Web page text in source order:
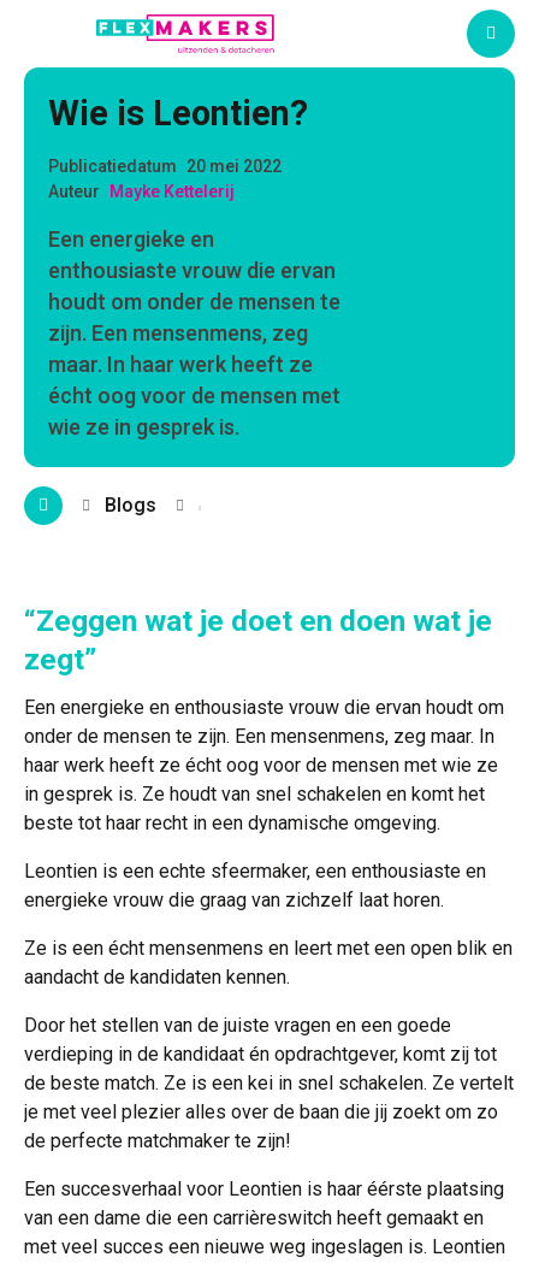
Wie is Leontien?
Publicatiedatum
20 mei 2022
Auteur
Mayke Kettelerij
Een energieke en
enthousiaste vrouw die ervan
houdt om onder de mensen te
zijn. Een mensenmens, zeg
maar. In haar werk heeft ze
écht oog voor de mensen met
wie ze in gesprek is.
Blogs
“Zeggen wat je doet en doen wat je
zegt”
Een energieke en enthousiaste vrouw die ervan houdt om
onder de mensen te zijn. Een mensenmens, zeg maar. In
haar werk heeft ze écht oog voor de mensen met wie ze
in gesprek is. Ze houdt van snel schakelen en komt het
beste tot haar recht in een dynamische omgeving.
Leontien is een echte sfeermaker, een enthousiaste en
energieke vrouw die graag van zichzelf laat horen.
Ze is een écht mensenmens en leert met een open blik en
aandacht de kandidaten kennen.
Door het stellen van de juiste vragen en een goede
verdieping in de kandidaat én opdrachtgever, komt zij tot
de beste match. Ze is een kei in snel schakelen. Ze vertelt
je met veel plezier alles over de baan die jij zoekt om zo
de perfecte matchmaker te zijn!
Een succesverhaal voor Leontien is haar éérste plaatsing
van een dame die een carrièreswitch heeft gemaakt en
met veel succes een nieuwe weg ingeslagen is. Leontien